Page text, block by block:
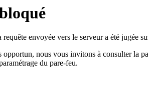
envoyée vers le serveur a été jugée
opportun, nous vous invitons à consulter la
du pare-feu.